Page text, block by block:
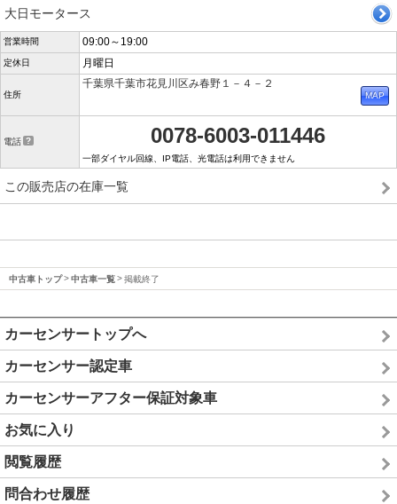
大日モータース
営業時間 09:00～19:00
定休日 月曜日
住所
千葉県千葉市花見川区み春野１－４－２
電話 0078-6003-011446
一部ダイヤル回線、IP電話、光電話は利用できません
この販売店の在庫一覧
中古車トップ 中古車一覧 掲載終了
カーセンサートップへ
カーセンサー認定車
カーセンサーアフター保証対象車
お気に入り
閲覧履歴
問合わせ履歴